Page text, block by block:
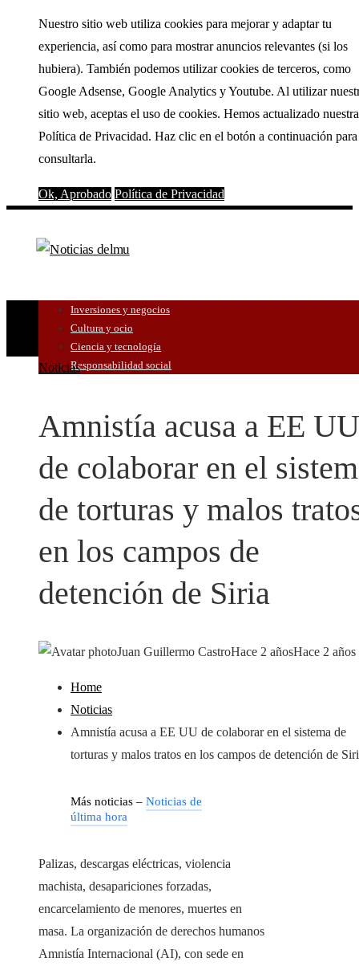
Nuestro sitio web utiliza cookies para mejorar y adaptar tu
experiencia, así como para mostrar anuncios relevantes (si los
hubiera). También podemos utilizar cookies de terceros, como
Google Adsense, Google Analytics y Youtube. Al utilizar
sitio web, aceptas el uso de cookies. Hemos actualizado nuestra
Política de Privacidad. Haz clic en el botón a continuación para
consultarla.
Ok, Aprobado Política de Privacidad
Inversiones y negocios
Cultura y ocio
Ciencia y tecnología
Responsabilidad social
Noticias
Amnistía acusa a EE UU
de colaborar en el
de torturas y malos
en los campos de
detención de Siria
Juan Guillermo CastroHace 2 añosHace 2 años
Home
Noticias
Amnistía acusa a EE UU de colaborar en el sistema de
torturas y malos tratos en los campos de detención de
Más noticias – Noticias de
última hora
Palizas, descargas eléctricas, violencia
machista, desapariciones forzadas,
encarcelamiento de menores, muertes en
masa. La organización de derechos humanos
Amnistía Internacional (AI), con sede en